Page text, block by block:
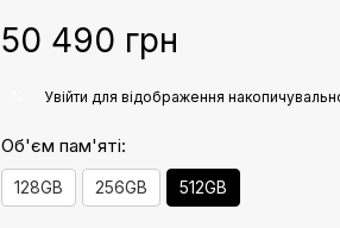
50 490 грн
Увійти для відображення
Об'єм пам'яті:
128GB 256GB 512GB